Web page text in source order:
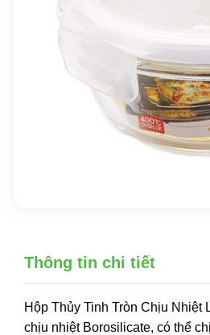
Thông tin chi tiết
Hộp Thủy Tinh Tròn Chịu Nhiệt
chịu nhiệt Borosilicate, có thể